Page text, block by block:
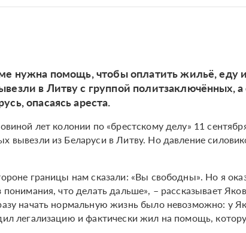
нужна помощь, чтобы оплатить жильё, еду
в Литву с группой политзаключённых,
опасаясь ареста.
лет колонии по «брестскому делу» 11
вывезли из Беларуси в Литву. Но давление
границы нам сказали: «Вы свободны». Но я
понимания, что делать дальше», – рассказывает
начать нормальную жизнь было невозможно: у
легализацию и фактически жил на помощь,